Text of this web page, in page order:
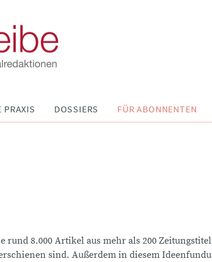
PRAXIS DOSSIERS FÜR ABONNENTEN
rund 8.000 Artikel aus mehr als 200
sind. Außerdem in diesem